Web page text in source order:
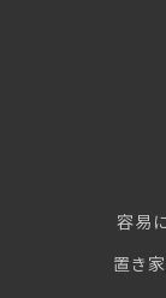
容易
置き